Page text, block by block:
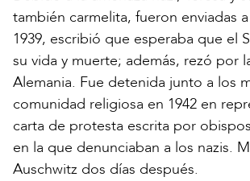
también carmelita, fueron enviadas
1939, escribió que esperaba que el
su vida y muerte; además, rezó por
Alemania. Fue detenida junto a los
comunidad religiosa en 1942 en
carta de protesta escrita por
en la que denunciaban a los nazis.
Auschwitz dos días después.